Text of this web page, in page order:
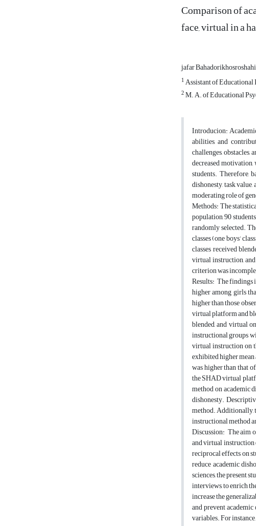
Comparison of
face, virtual in a
jafar Bahadorikhosroshahi
1Assistant of
2M. A. of Educational
Introducion:
abilities, and
challenges,
decreased
students. Therefore,
dishonesty, task
moderating role of
Methods: The
population, 90
randomly selected.
classes (one boys’
classes received
virtual instruction,
criterion was
Results: The findings
higher among girls
higher than those
virtual platform and
blended, and virtual
instructional groups
virtual instruction on
exhibited higher
was higher than that
the SHAD virtual
method on academic
dishonesty.
method. Additionally,
instructional method
Discussion: The aim
and virtual instruction
reciprocal effects on
reduce academic
sciences, the present
interviews, to enrich
increase the
and prevent
variables. For